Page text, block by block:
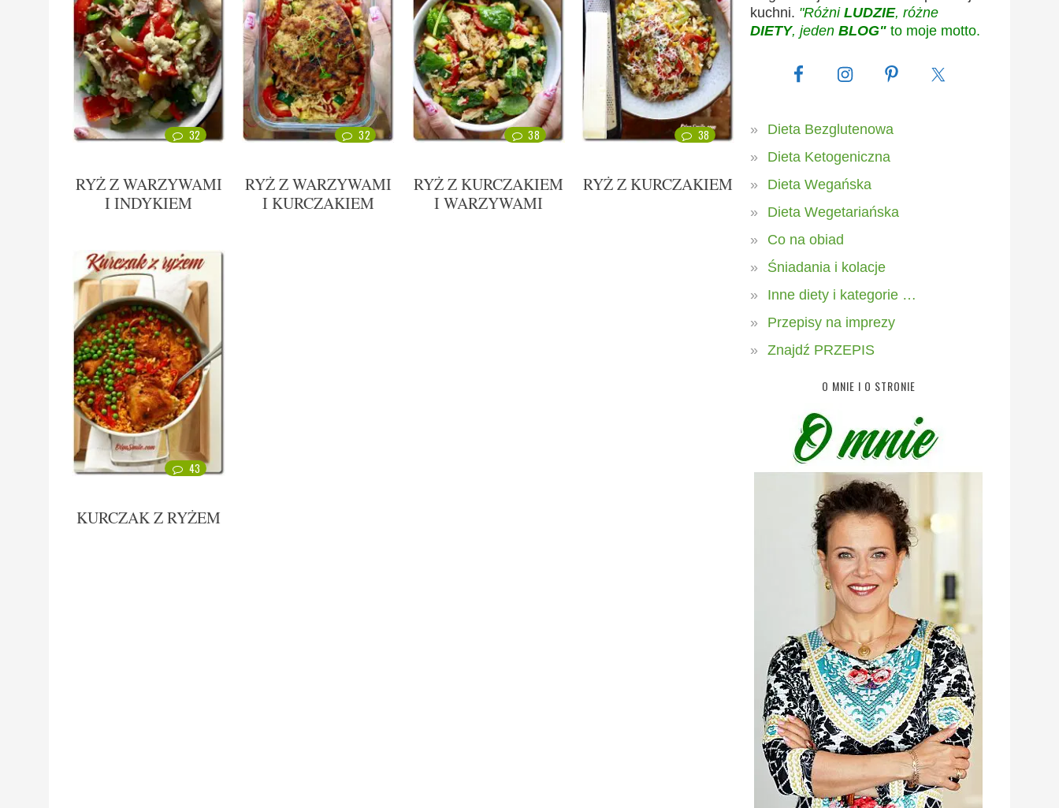
32
RYŻ Z WARZYWAMI
I INDYKIEM
32
RYŻ Z WARZYWAMI
I KURCZAKIEM
38
RYŻ Z KURCZAKIEM
I WARZYWAMI
38
RYŻ Z KURCZAKIEM
43
KURCZAK Z RYŻEM
kuchni. "Różni LUDZIE, różne
DIETY, jeden BLOG" to moje motto.
Dieta Bezglutenowa
Dieta Ketogeniczna
Dieta Wegańska
Dieta Wegetariańska
Co na obiad
Śniadania i kolacje
Inne diety i kategorie …
Przepisy na imprezy
Znajdź PRZEPIS
O MNIE I O STRONIE